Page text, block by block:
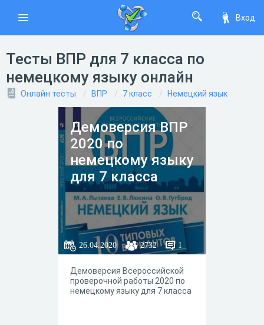
Вход
Тесты ВПР для 7 класса по
немецкому языку онлайн
Онлайн тесты ВПР 7 класс Немецкий язык
Демоверсия ВПР
2020 по
немецкому языку
для 7 класса
26.04.2020 2732 1
Демоверсия Всероссийской
проверочной работы 2020 по
немецкому языку для 7 класса